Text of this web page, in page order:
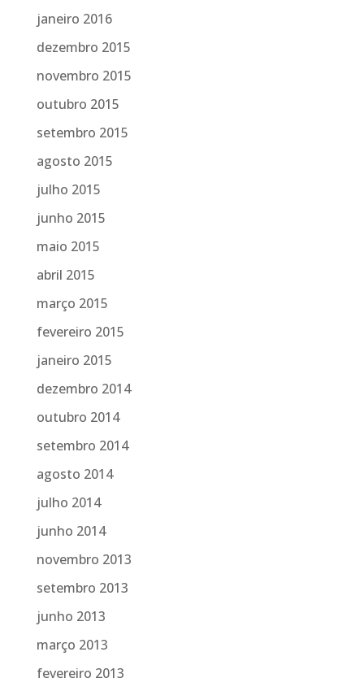
janeiro 2016
dezembro 2015
novembro 2015
outubro 2015
setembro 2015
agosto 2015
julho 2015
junho 2015
maio 2015
abril 2015
março 2015
fevereiro 2015
janeiro 2015
dezembro 2014
outubro 2014
setembro 2014
agosto 2014
julho 2014
junho 2014
novembro 2013
setembro 2013
junho 2013
março 2013
fevereiro 2013